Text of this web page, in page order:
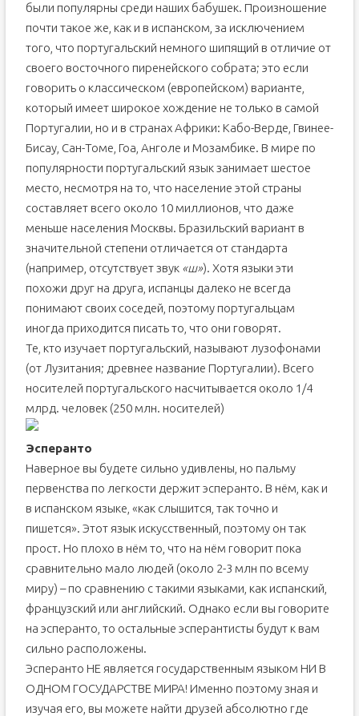
были популярны среди наших бабушек. Произношение
почти такое же, как и в испанском, за исключением
того, что португальский немного шипящий в отличие от
своего восточного пиренейского собрата; это если
говорить о классическом (европейском) варианте,
который имеет широкое хождение не только в самой
Португалии, но и в странах Африки: Кабо-Верде, Гвинее-
Бисау, Сан-Томе, Гоа, Анголе и Мозамбике. В мире по
популярности португальский язык занимает шестое
место, несмотря на то, что население этой страны
составляет всего около 10 миллионов, что даже
меньше населения Москвы. Бразильский вариант в
значительной степени отличается от стандарта
(например, отсутствует звук «ш»). Хотя языки эти
похожи друг на друга, испанцы далеко не всегда
понимают своих соседей, поэтому португальцам
иногда приходится писать то, что они говорят.
Те, кто изучает португальский, называют лузофонами
(от Лузитания; древнее название Португалии). Всего
носителей португальского насчитывается около 1/4
млрд. человек (250 млн. носителей)
Эсперанто
Наверное вы будете сильно удивлены, но пальму
первенства по легкости держит эсперанто. В нём, как и
в испанском языке, «как слышится, так точно и
пишется». Этот язык искусственный, поэтому он так
прост. Но плохо в нём то, что на нём говорит пока
сравнительно мало людей (около 2-3 млн по всему
миру) – по сравнению с такими языками, как испанский,
французский или английский. Однако если вы говорите
на эсперанто, то остальные эсперантисты будут к вам
сильно расположены.
Эсперанто НЕ является государственным языком НИ В
ОДНОМ ГОСУДАРСТВЕ МИРА! Именно поэтому зная и
изучая его, вы можете найти друзей абсолютно где